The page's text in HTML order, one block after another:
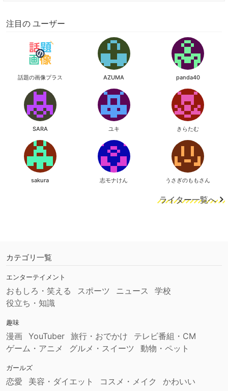
注目の ユーザー
話題の画像プラス AZUMA panda40
SARA ユキ きらたむ
sakura 志モナけん うさぎのももさん
ライター一覧へ
カテゴリ一覧
エンターテイメント
おもしろ・笑える スポーツ ニュース
学校
役立ち・知識
趣味
漫画 YouTuber 旅行・おでかけ
テレビ番組・CM
ゲーム・アニメ
グルメ・スイーツ 動物・ペット
ガールズ
恋愛 美容・ダイエット コスメ・メイク かわいい